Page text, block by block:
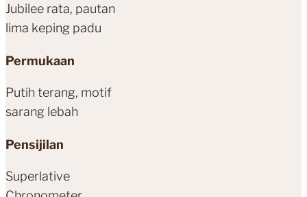
Jubilee rata, pautan
lima keping padu
Permukaan
Putih terang, motif
sarang lebah
Pensijilan
Superlative